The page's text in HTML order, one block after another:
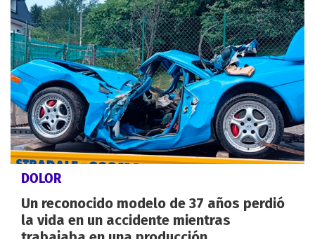
DOLOR
Un reconocido modelo de 37 años perdió
la vida en un accidente mientras